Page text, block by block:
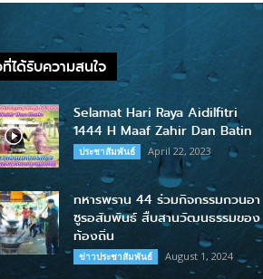
ได้รับความสนใจ
Selamat Hari Raya Aidilfitri
1444 H Maaf Zahir Dan Batin
ประชาสัมพันธ์ April 22, 2023
ทหารพราน 44 ร่วมกิจกรรมกวนอา
ซูรอสัมพันธ์ สืบสานวัฒนธรรมของ
ท้องถิ่น
ข่าวประชาสัมพันธ์ August 1, 2024